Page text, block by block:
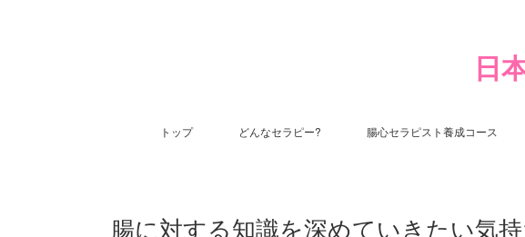
日
トップ どんなセラピー? 腸心セラピスト養成コース
腸に対する知識を深めていきたい気